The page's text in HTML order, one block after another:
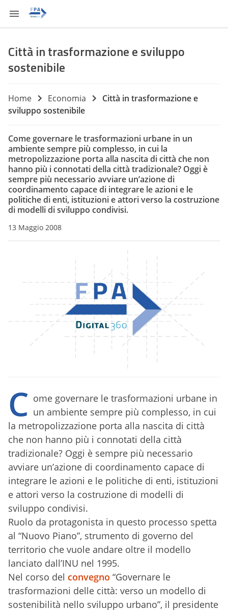
Città in trasformazione e sviluppo
sostenibile
Home Economia
Città in trasformazione e
sviluppo sostenibile
Come governare le trasformazioni urbane in un
ambiente sempre più complesso, in cui la
metropolizzazione porta alla nascita di città che non
hanno più i connotati della città tradizionale? Oggi è
sempre più necessario avviare un’azione di
coordinamento capace di integrare le azioni e le
politiche di enti, istituzioni e attori verso la costruzione
di modelli di sviluppo condivisi.
13 Maggio 2008
C ome governare le trasformazioni urbane in
un ambiente sempre più complesso, in cui
la metropolizzazione porta alla nascita di città
che non hanno più i connotati della città
tradizionale? Oggi è sempre più necessario
avviare un’azione di coordinamento capace di
integrare le azioni e le politiche di enti, istituzioni
e attori verso la costruzione di modelli di
sviluppo condivisi.
Ruolo da protagonista in questo processo spetta
al “Nuovo Piano”, strumento di governo del
territorio che vuole andare oltre il modello
lanciato dall’INU nel 1995.
Nel corso del convegno “Governare le
trasformazioni delle città: verso un modello di
sostenibilità nello sviluppo urbano”, il presidente